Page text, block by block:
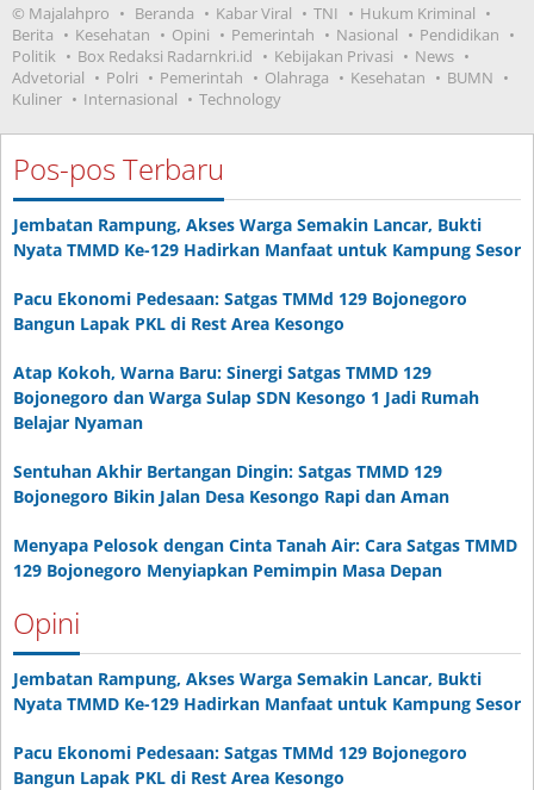
© Majalahpro Beranda Kabar Viral TNI
Hukum Kriminal
Berita
Kesehatan Opini Pemerintah Nasional
Pendidikan
Politik
Box Redaksi Radarnkri.id Kebijakan Privasi
News
Advetorial
Polri Pemerintah Olahraga Kesehatan
BUMN
Kuliner
Internasional Technology
Pos-pos Terbaru
Jembatan Rampung, Akses Warga Semakin Lancar, Bukti
Nyata TMMD Ke-129 Hadirkan Manfaat untuk Kampung Sesor
Pacu Ekonomi Pedesaan: Satgas TMMd 129 Bojonegoro
Bangun Lapak PKL di Rest Area Kesongo
Atap Kokoh, Warna Baru: Sinergi Satgas TMMD 129
Bojonegoro dan Warga Sulap SDN Kesongo 1 Jadi Rumah
Belajar Nyaman
Sentuhan Akhir Bertangan Dingin: Satgas TMMD 129
Bojonegoro Bikin Jalan Desa Kesongo Rapi dan Aman
Menyapa Pelosok dengan Cinta Tanah Air: Cara Satgas TMMD
129 Bojonegoro Menyiapkan Pemimpin Masa Depan
Opini
Jembatan Rampung, Akses Warga Semakin Lancar, Bukti
Nyata TMMD Ke-129 Hadirkan Manfaat untuk Kampung Sesor
Pacu Ekonomi Pedesaan: Satgas TMMd 129 Bojonegoro
Bangun Lapak PKL di Rest Area Kesongo